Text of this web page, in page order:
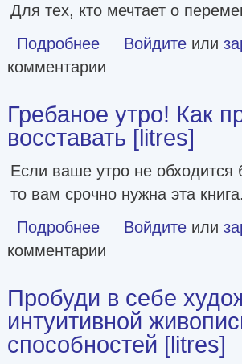
Для тех, кто мечтает о
Подробнее о Магия утренних привычек.
Войдите или
комментарии
Гребаное утро! Как
восставать [litres]
Если ваше утро не обходится
то вам срочно нужна эта книга.
Подробнее о Гребаное утро! Как
Войдите или
комментарии
Пробуди в себе
интуитивной
способностей [litres]